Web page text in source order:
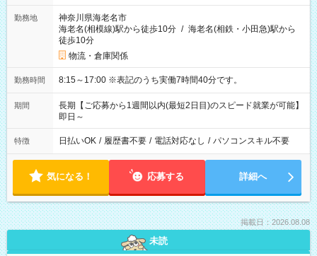
勤務地
神奈川県海老名市
海老名(相模線)駅から徒歩10分 / 海老名(相鉄・小田急)駅から
徒歩10分
物流・倉庫関係
勤務時間 8:15～17:00 ※表記のうち実働7時間40分です。
期間
長期【ご応募から1週間以内(最短2日目)のスピード就業が可能】
即日～
特徴 日払いOK / 履歴書不要 / 電話対応なし / パソコンスキル不要
気になる！ 応募する 詳細へ
掲載日：2026.08.08
未読